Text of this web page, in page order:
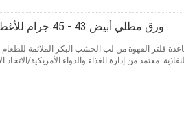
ورق مطلي أبيض 43 - 45 جرام للأغطية الزبادي مطلي من جانب واحد
معتمد من إدارة الغذاء والدواء الأمريكية/